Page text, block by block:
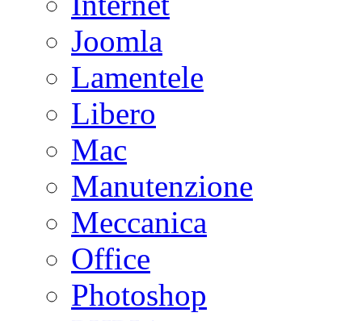
Joomla
Lamentele
Libero
Mac
Manutenzione
Meccanica
Office
Photoshop